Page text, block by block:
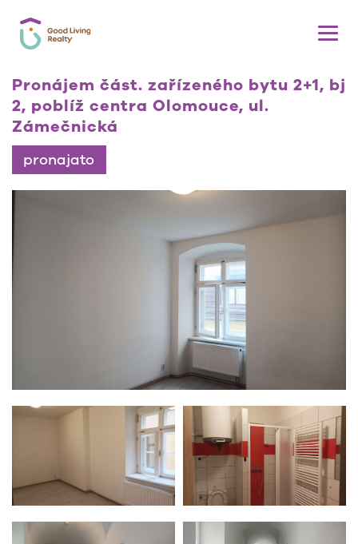
Pronájem část. zařízeného bytu 2+1, bj
2, poblíž centra Olomouce, ul.
Zámečnická
pronajato